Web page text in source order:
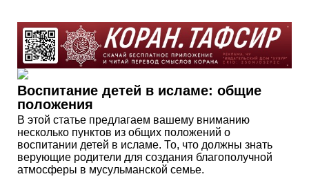
Воспитание детей в исламе: общие
положения
В этой статье предлагаем вашему вниманию
несколько пунктов из общих положений о
воспитании детей в исламе. То, что должны знать
верующие родители для создания благополучной
атмосферы в мусульманской семье.